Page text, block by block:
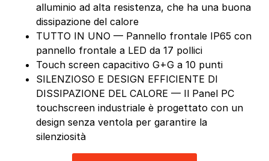
alluminio ad alta resistenza, che ha una buona
dissipazione del calore
TUTTO IN UNO — Pannello frontale IP65 con
pannello frontale a LED da 17 pollici
Touch screen capacitivo G+G a 10 punti
SILENZIOSO E DESIGN EFFICIENTE DI
DISSIPAZIONE DEL CALORE — Il Panel PC
touchscreen industriale è progettato con un
design senza ventola per garantire la
silenziosità